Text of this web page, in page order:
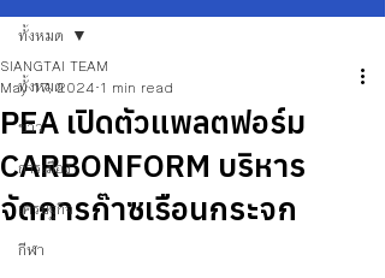
ทั้งหมด
ข่าว
การเมือง
เศรษฐกิจ
กีฬา
ทั้งหมด
PEA เปิดตัวแพลตฟอร์ม
CARBONFORM บริหาร
จัดการก๊าซเรือนกระจก
SIANGTAI TEAM
May 17, 2024 1 min read